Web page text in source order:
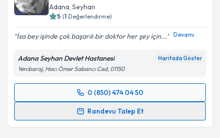
Adana, Seyhan
5 (1 Değerlendirme)
İsa bey işinde çok başarılı bir doktor her şey için... Devamı
Adana Seyhan Devlet Hastanesi Haritada Göster
Yenibaraj, Hacı Ömer Sabancı Cad, 01150
0 (850) 474 04 50
Randevu Talep Et
Randevu Takvimi Talebi